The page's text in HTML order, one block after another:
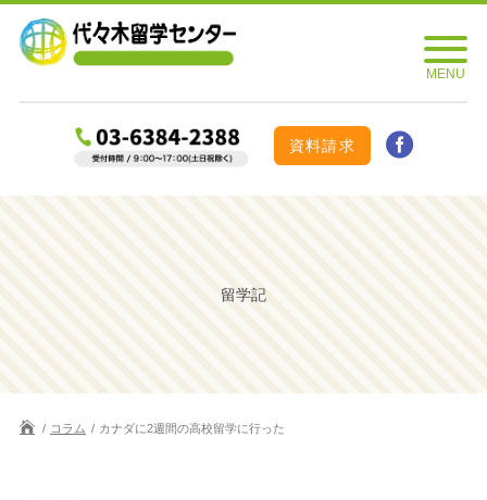
資料請求
留学記
コラム カナダに2週間の高校留学に行った